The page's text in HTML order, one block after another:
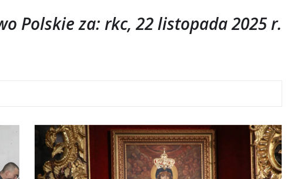
Polskie za: rkc, 22 listopada 2025 r.